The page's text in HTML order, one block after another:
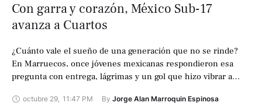
Con garra y corazón, México Sub-17
avanza a Cuartos
¿Cuánto vale el sueño de una generación que no se rinde?
En Marruecos, once jóvenes mexicanas respondieron esa
pregunta con entrega, lágrimas y un gol que hizo vibrar a
octubre 29, 11:47 PM By Jorge Alan Marroquin Espinosa